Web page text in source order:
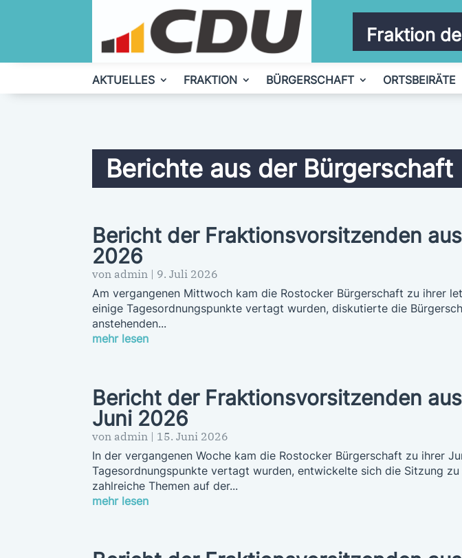
Fraktion
AKTUELLES FRAKTION BÜRGERSCHAFT ORTSBEIRÄTE
Berichte aus der Bürgerschaft
Bericht der Fraktionsvorsitzenden
2026
von admin | 9. Juli 2026
Am vergangenen Mittwoch kam die Rostocker Bürgerschaft zu ihrer
einige Tagesordnungspunkte vertagt wurden, diskutierte die
anstehenden...
mehr lesen
Bericht der Fraktionsvorsitzenden
Juni 2026
von admin | 15. Juni 2026
In der vergangenen Woche kam die Rostocker Bürgerschaft zu ihrer
Tagesordnungspunkte vertagt wurden, entwickelte sich die Sitzung
zahlreiche Themen auf der...
mehr lesen